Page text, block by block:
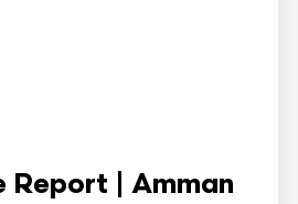
Report | Amman